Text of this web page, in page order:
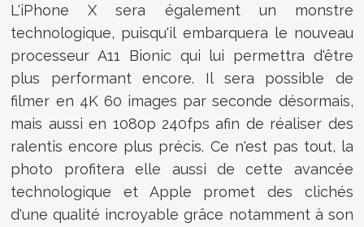
L'iPhone X sera également un monstre
technologique, puisqu'il embarquera le nouveau
processeur A11 Bionic qui lui permettra d'être
plus performant encore. Il sera possible de
filmer en 4K 60 images par seconde désormais,
mais aussi en 1080p 240fps afin de réaliser des
ralentis encore plus précis. Ce n'est pas tout, la
photo profitera elle aussi de cette avancée
technologique et Apple promet des clichés
d'une qualité incroyable grâce notamment à son